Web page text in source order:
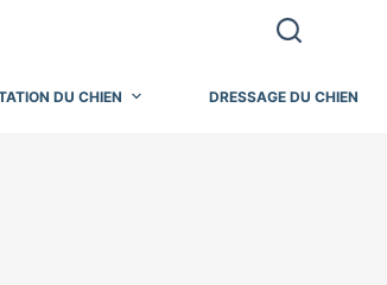
DU CHIEN DRESSAGE DU CHIEN